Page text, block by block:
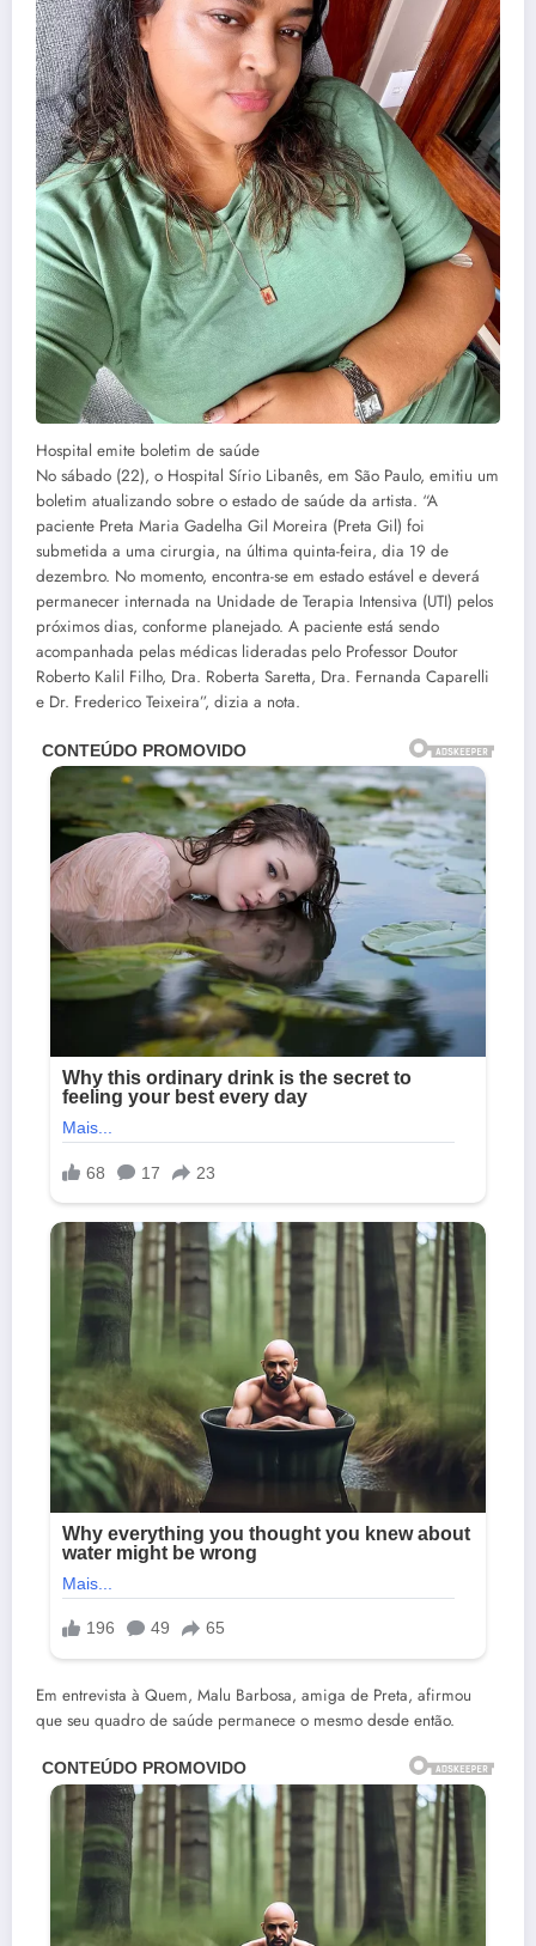
Hospital emite boletim de saúde
No sábado (22), o Hospital Sírio Libanês, em São Paulo, emitiu um
boletim atualizando sobre o estado de saúde da artista. “A
paciente Preta Maria Gadelha Gil Moreira (Preta Gil) foi
submetida a uma cirurgia, na última quinta-feira, dia 19 de
dezembro. No momento, encontra-se em estado estável e deverá
permanecer internada na Unidade de Terapia Intensiva (UTI) pelos
próximos dias, conforme planejado. A paciente está sendo
acompanhada pelas médicas lideradas pelo Professor Doutor
Roberto Kalil Filho, Dra. Roberta Saretta, Dra. Fernanda Caparelli
e Dr. Frederico Teixeira”, dizia a nota.
Em entrevista à Quem, Malu Barbosa, amiga de Preta, afirmou
que seu quadro de saúde permanece o mesmo desde então.